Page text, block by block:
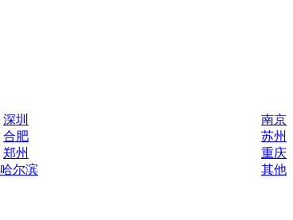
深圳
南京
合肥
苏州
郑州
重庆
哈尔滨
其他